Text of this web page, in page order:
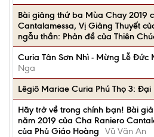
Bài giảng thứ ba Mùa Chay 2019
Cantalamessa, Vị Giảng Thuyết
ngẫu thần: Phản đề của Thiên
Curia Tân Sơn Nhì - Mừng Lễ Đức
Nga
Lêgiô Mariae Curia Phú Thọ 3: Đại
Hãy trở về trong chính bạn! Bài
năm 2019 của Cha Raniero
của Phủ Giáo Hoàng
Vũ Văn An